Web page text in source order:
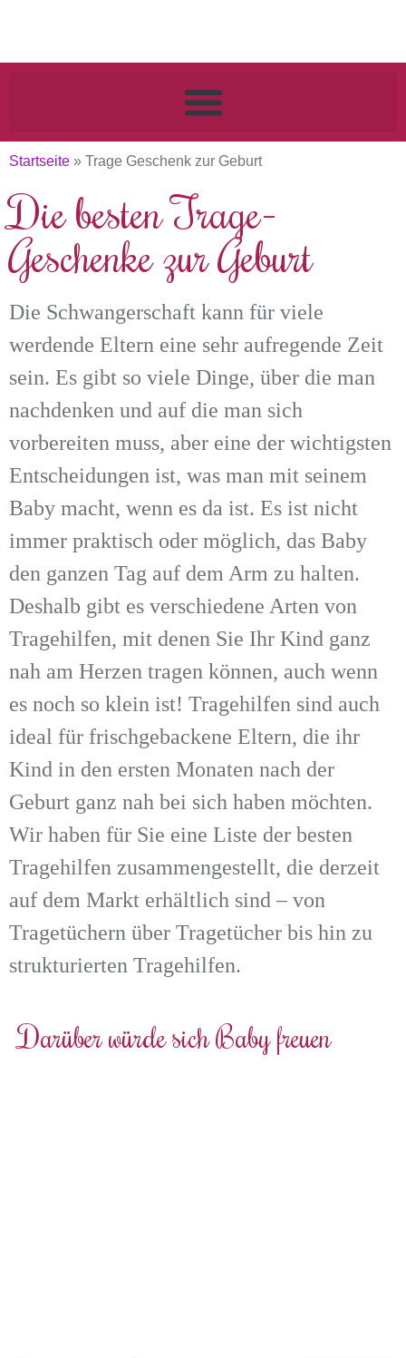
Startseite » Trage Geschenk zur Geburt
Die besten Trage-
Geschenke zur Geburt
Die Schwangerschaft kann für viele
werdende Eltern eine sehr aufregende Zeit
sein. Es gibt so viele Dinge, über die man
nachdenken und auf die man sich
vorbereiten muss, aber eine der wichtigsten
Entscheidungen ist, was man mit seinem
Baby macht, wenn es da ist. Es ist nicht
immer praktisch oder möglich, das Baby
den ganzen Tag auf dem Arm zu halten.
Deshalb gibt es verschiedene Arten von
Tragehilfen, mit denen Sie Ihr Kind ganz
nah am Herzen tragen können, auch wenn
es noch so klein ist! Tragehilfen sind auch
ideal für frischgebackene Eltern, die ihr
Kind in den ersten Monaten nach der
Geburt ganz nah bei sich haben möchten.
Wir haben für Sie eine Liste der besten
Tragehilfen zusammengestellt, die derzeit
auf dem Markt erhältlich sind – von
Tragetüchern über Tragetücher bis hin zu
strukturierten Tragehilfen.
Darüber würde sich Baby freuen